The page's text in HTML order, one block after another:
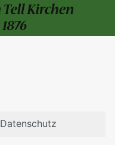
Datenschutz